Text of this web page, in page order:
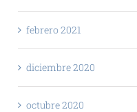
febrero 2021
diciembre 2020
octubre 2020